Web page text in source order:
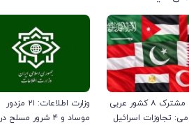
بیانیه مشترک ۸ کشور عربی
تجاوزات اسرائیل
وزارت اطلاعات: ۲۱ مزدور
موساد و ۴ شرور مسلح در